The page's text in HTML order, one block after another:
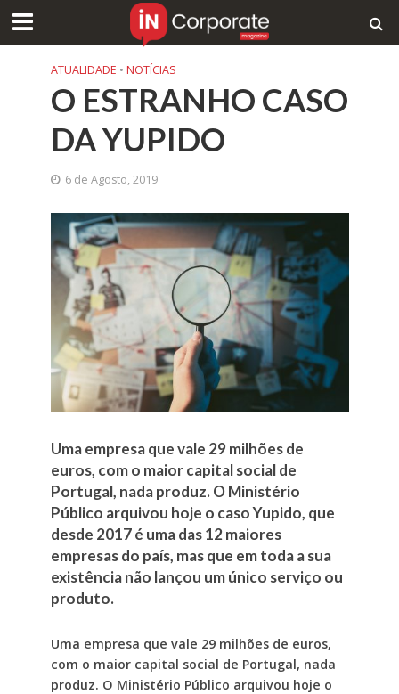
ATUALIDADE • NOTÍCIAS
O ESTRANHO CASO
DA YUPIDO
6 de Agosto, 2019
Uma empresa que vale 29 milhões de
euros, com o maior capital social de
Portugal, nada produz. O Ministério
Público arquivou hoje o caso Yupido, que
desde 2017 é uma das 12 maiores
empresas do país, mas que em toda a sua
existência não lançou um único serviço ou
produto.
Uma empresa que vale 29 milhões de euros,
com o maior capital social de Portugal, nada
produz. O Ministério Público arquivou hoje o